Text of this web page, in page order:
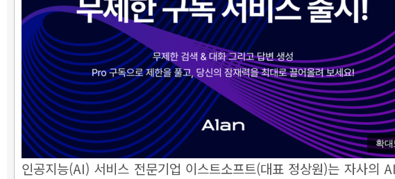
확대
인공지능(AI) 서비스 전문기업 이스트소프트(대표 정상원)는 자사의